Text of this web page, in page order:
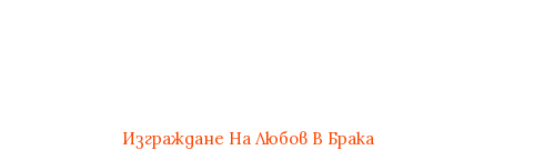
Изграждане На Любов В Брака